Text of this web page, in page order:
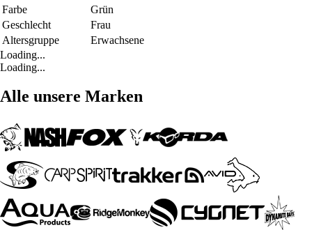
Farbe
Grün
Geschlecht
Frau
Altersgruppe
Erwachsene
Loading...
Loading...
Alle unsere Marken